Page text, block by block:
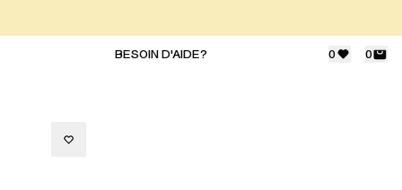
BESOIN D'AIDE? 0 0